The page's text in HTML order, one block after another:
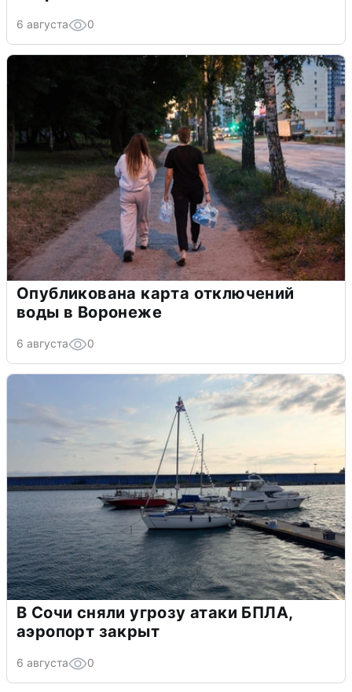
6 августа 0
Опубликована карта отключений
воды в Воронеже
6 августа 0
В Сочи сняли угрозу атаки БПЛА,
аэропорт закрыт
6 августа 0